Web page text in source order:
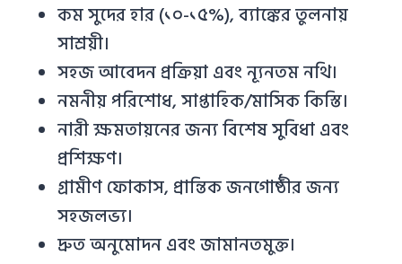
কম সুদের হার (১০-১৫%), ব্যাঙ্কের তুলনায়
সাশ্রয়ী।
সহজ আবেদন প্রক্রিয়া এবং ন্যূনতম নথি।
নমনীয় পরিশোধ, সাপ্তাহিক/মাসিক কিস্তি।
নারী ক্ষমতায়নের জন্য বিশেষ সুবিধা এবং
প্রশিক্ষণ।
গ্রামীণ ফোকাস, প্রান্তিক জনগোষ্ঠীর জন্য
সহজলভ্য।
দ্রুত অনুমোদন এবং জামানতমুক্ত।